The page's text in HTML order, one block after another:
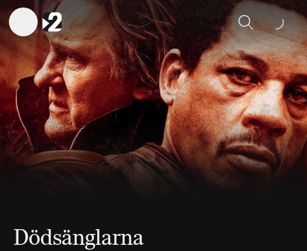
Sök
Dödsänglarna